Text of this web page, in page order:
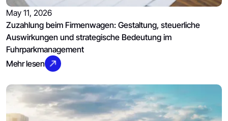
May 11, 2026
Zuzahlung beim Firmenwagen: Gestaltung, steuerliche
Auswirkungen und strategische Bedeutung im
Fuhrparkmanagement
Mehr lesen